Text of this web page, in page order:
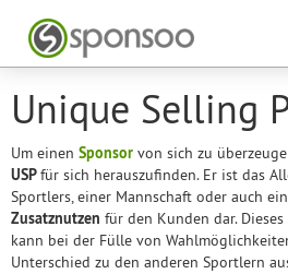
Unique Selling
Um einen Sponsor von sich zu
USPfür sich herauszufinden. Er ist das
Sportlers, einer Mannschaft oder auch
Zusatznutzen für den Kunden dar.
kann bei der Fülle von
Unterschied zu den anderen Sportlern